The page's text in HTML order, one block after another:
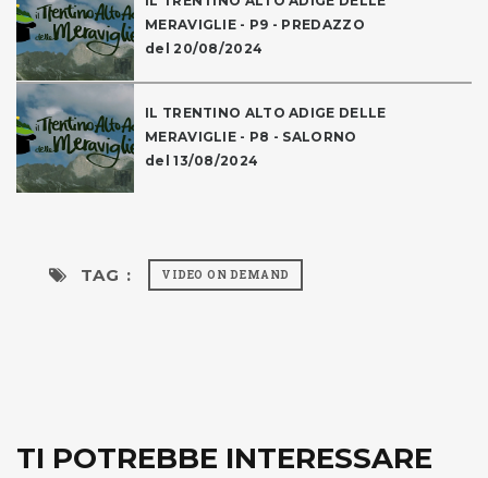
MERAVIGLIE - P9 - PREDAZZO
del 20/08/2024
IL TRENTINO ALTO ADIGE DELLE
MERAVIGLIE - P8 - SALORNO
del 13/08/2024
TAG : VIDEO ON DEMAND
TI POTREBBE INTERESSARE